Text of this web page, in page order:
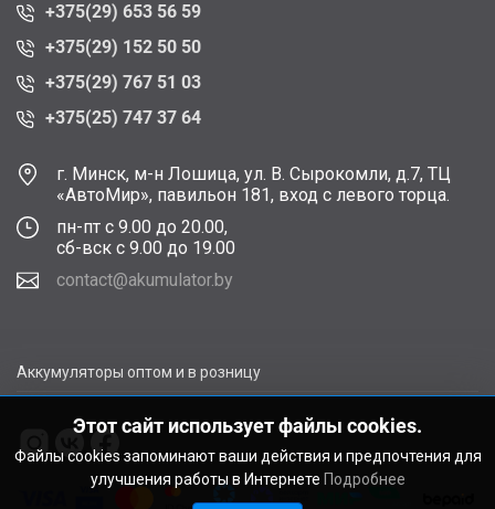
+375(29) 653 56 59
+375(29) 152 50 50
+375(29) 767 51 03
+375(25) 747 37 64
г. Минск, м-н Лошица, ул. В. Сырокомли, д.7, ТЦ
«АвтоМир», павильон 181, вход с левого торца.
пн-пт с 9.00 до 20.00,
сб-вск с 9.00 до 19.00
contact@akumulator.by
Аккумуляторы оптом и в розницу
Этот сайт использует файлы cookies.
Файлы cookies запоминают ваши действия и предпочтения для
улучшения работы в Интернете Подробнее